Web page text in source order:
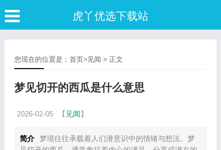
虎丫优选下载站
您现在的位置是： 首页>见闻 > 正文
梦见切开的西瓜是什么意思
2026-02-05 【 见闻】
简介 梦境往往承载着人们潜意识中的情绪与想法。梦